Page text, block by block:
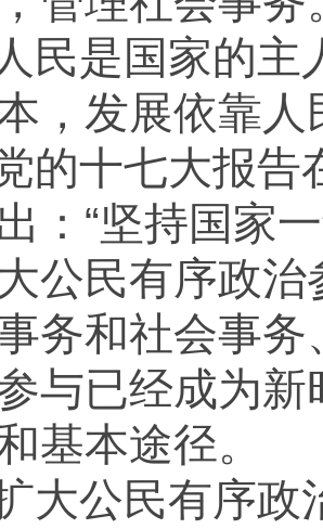
民是国家的
，发展依靠
的十七大报告
：“坚持国家
公民有序政
务和社会事务
与已经成为
基本途径。
大公民有序政